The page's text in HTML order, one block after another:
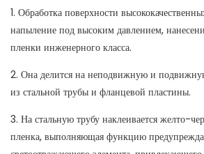
1. Обработка поверхности
напыление под высоким давлением,
пленки инженерного класса.
2. Она делится на неподвижную и
из стальной трубы и фланцевой пластины.
3. На стальную трубу наклеивается желто-
пленка, выполняющая функцию